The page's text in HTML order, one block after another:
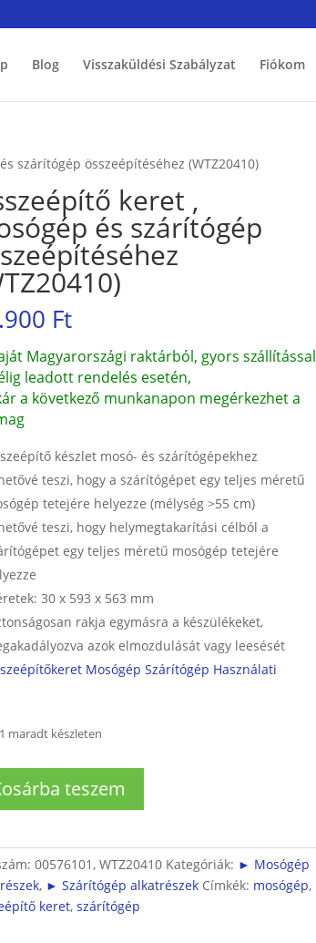
Blog Visszaküldési Szabályzat Fiókom
szárítógép összeépítéséhez (WTZ20410)
keret ,
és szárítógép
Ft
Magyarországi raktárból, gyors szállítással
leadott rendelés esetén,
a következő munkanapon megérkezhet a
készlet mosó- és szárítógépekhez
teszi, hogy a szárítógépet egy teljes méretű
tetejére helyezze (mélység >55 cm)
teszi, hogy helymegtakarítási célból a
egy teljes méretű mosógép tetejére
30 x 593 x 563 mm
rakja egymásra a készülékeket,
azok elmozdulását vagy leesését
Mosógép Szárítógép Használati
maradt készleten
teszem
00576101, WTZ20410 Kategóriák: ► Mosógép
, ► Szárítógép alkatrészek Címkék: mosógép,
keret,szárítógép